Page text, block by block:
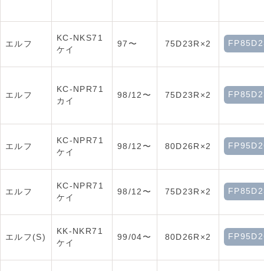
エルフ
KC-NKS71
ケイ
97〜 75D23R×2
エルフ
KC-NPR71
カイ
98/12〜 75D23R×2
エルフ
KC-NPR71
ケイ
98/12〜 80D26R×2
エルフ
KC-NPR71
ケイ
98/12〜 75D23R×2
エルフ(S)
KK-NKR71
ケイ
99/04〜 80D26R×2